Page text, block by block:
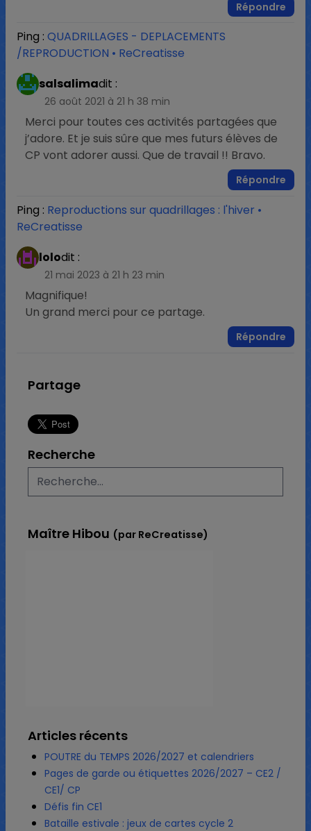
Répondre
Ping : QUADRILLAGES - DEPLACEMENTS
/REPRODUCTION • ReCreatisse
salsalimadit :
26 août 2021 à 21 h 38 min
Merci pour toutes ces activités partagées que
j’adore. Et je suis sûre que mes futurs élèves de
CP vont adorer aussi. Que de travail !! Bravo.
Répondre
Ping : Reproductions sur quadrillages : l'hiver •
ReCreatisse
lolodit :
21 mai 2023 à 21 h 23 min
Magnifique!
Un grand merci pour ce partage.
Répondre
Partage
Recherche
Maître Hibou (par ReCreatisse)
Articles récents
POUTRE du TEMPS 2026/2027 et calendriers
Pages de garde ou étiquettes 2026/2027 – CE2 /
CE1/ CP
Défis fin CE1
Bataille estivale : jeux de cartes cycle 2